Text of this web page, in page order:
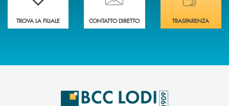
TROVA LA FILIALE CONTATTO DIRETTO TRASPARENZA